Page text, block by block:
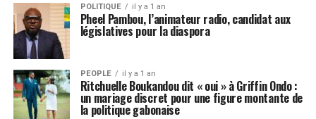
POLITIQUE il y a 1 an
Pheel Pambou, l’animateur radio, candidat aux
législatives pour la diaspora
PEOPLE il y a 1 an
Ritchuelle Boukandou dit « oui » à Griffin Ondo :
un mariage discret pour une figure montante de
la politique gabonaise